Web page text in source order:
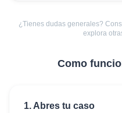
¿Tienes dudas generales?
explora
Como
1. Abres tu caso